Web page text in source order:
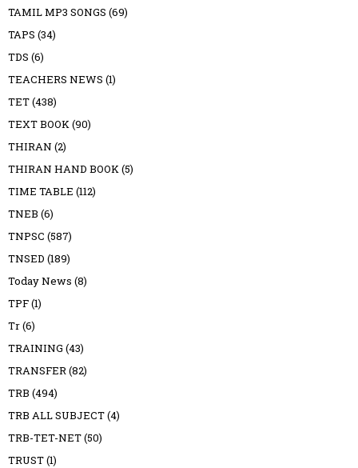
TAMIL MP3 SONGS (69)
TAPS (34)
TDS (6)
TEACHERS NEWS (1)
TET(438)
TEXT BOOK(90)
THIRAN (2)
THIRAN HAND BOOK(5)
TIME TABLE (112)
TNEB (6)
TNPSC (587)
TNSED (189)
Today News (8)
TPF(1)
Tr(6)
TRAINING (43)
TRANSFER(82)
TRB (494)
TRB ALL SUBJECT(4)
TRB-TET-NET(50)
TRUST(1)